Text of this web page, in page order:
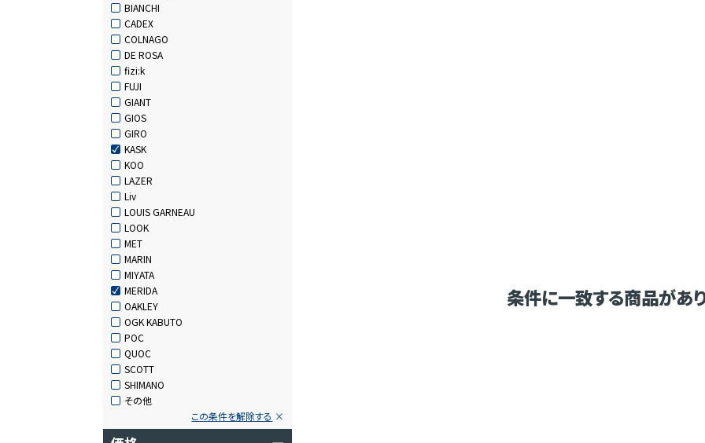
BIANCHI
CADEX
COLNAGO
DE ROSA
fizi:k
FUJI
GIANT
GIOS
GIRO
KASK
KOO
LAZER
Liv
LOUIS GARNEAU
LOOK
MET
MARIN
MIYATA
MERIDA
OAKLEY
OGK KABUTO
POC
QUOC
SCOTT
SHIMANO
その他
この条件を解除する
条件に一致する商品があ